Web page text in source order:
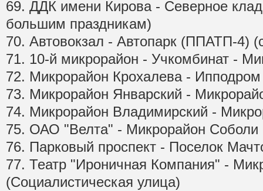
69. ДДК имени Кирова - Северное
большим праздникам)
70. Автовокзал - Автопарк (ППАТП-4)
71. 10-й микрорайон - Учкомбинат -
72. Микрорайон Крохалева - Ипподром
73. Микрорайон Январский -
74. Микрорайон Владимирский -
75. ОАО "Велта" - Микрорайон Соболи
76. Парковый проспект - Поселок
77. Театр "Ироничная Компания" -
(Социалистическая улица)